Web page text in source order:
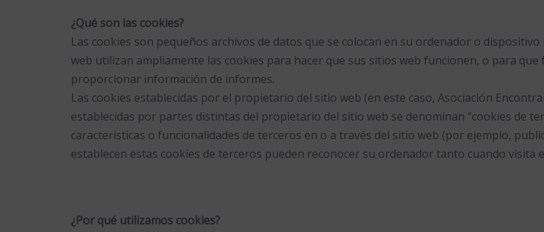
¿Qué son las cookies?
Las cookies son pequeños archivos de datos que se colocan en su ordenador o
web utilizan ampliamente las cookies para hacer que sus sitios web funcionen, o para
proporcionar información de informes.
Las cookies establecidas por el propietario del sitio web (en este caso, Asociación
establecidas por partes distintas del propietario del sitio web se denominan “cookies de
características o funcionalidades de terceros en o a través del sitio web (por ejemplo,
establecen estas cookies de terceros pueden reconocer su ordenador tanto cuando
¿Por qué utilizamos cookies?